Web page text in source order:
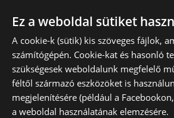
Bt.
Ez a weboldal sütiket
A cookie-k (sütik) kis szöveges fájlok,
számítógépén. Cookie-kat és hasonló
szükségesek weboldalunk megfelelő
féltől származó eszközöket is
megjelenítésére (például a
a weboldal használatának elemzésére.